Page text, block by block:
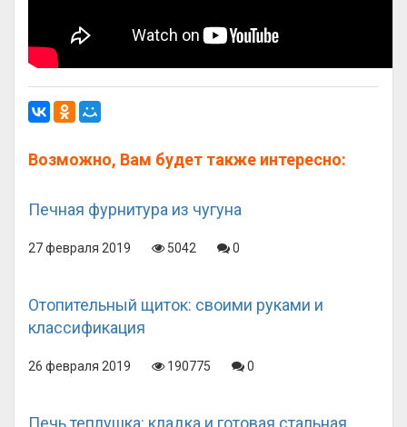
Возможно, Вам будет также интересно:
Печная фурнитура из чугуна
27 февраля 2019 5042 0
Отопительный щиток: своими руками и
классификация
26 февраля 2019 190775 0
Печь теплушка: кладка и готовая стальная